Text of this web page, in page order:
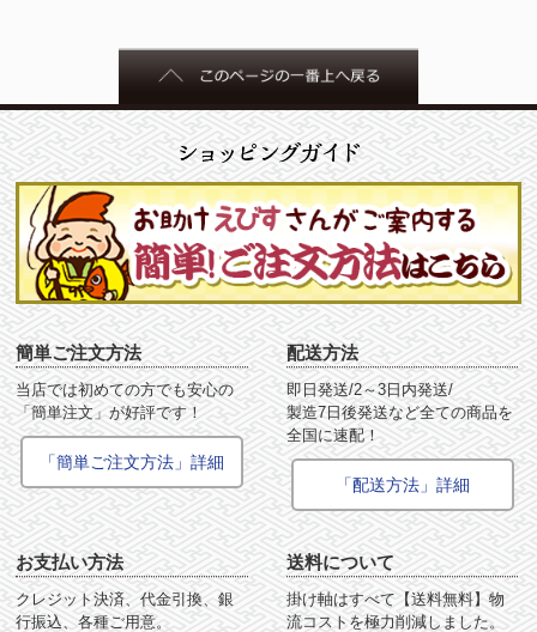
簡単ご注文方法
当店では初めての方でも安心の
「簡単注文」が好評です！
「簡単ご注文方法」詳細
配送方法
即日発送/2～3日内発送/
製造7日後発送など全ての商品を
全国に速配！
「配送方法」詳細
お支払い方法
クレジット決済、代金引換、銀
行振込、各種ご用意。
送料について
掛け軸はすべて【送料無料】物
流コストを極力削減しました。